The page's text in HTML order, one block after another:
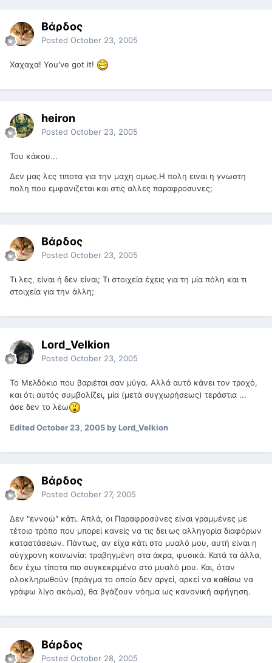
Βάρδος
Posted October 23, 2005
Χαχαχα! You've got it!
heiron
Posted October 23, 2005
Του κάκου...
Δεν μας λες τιποτα για την μαχη ομως.Η πολη ειναι η γνωστη
πολη που εμφανιζεται και στις αλλες παραφροσυνες;
Βάρδος
Posted October 23, 2005
Τι λες, είναι ή δεν είναι; Τι στοιχεία έχεις για τη μία πόλη και τι
στοιχεία για την άλλη;
Lord_Velkion
Posted October 23, 2005
Το Mελδόκιο που βαριέται σαν μύγα. Αλλά αυτό κάνει τον τροχό,
και ότι αυτός συμβολίζει, μία (μετά συγχωρήσεως) τεράστια ...
άσε δεν το λέω
EditedOctober 23, 2005by Lord_Velkion
Βάρδος
Posted October 27, 2005
Δεν "εννοώ" κάτι. Απλά, οι Παραφροσύνες είναι γραμμένες με
τέτοιο τρόπο που μπορεί κανείς να τις δει ως αλληγορία διαφόρων
καταστάσεων. Πάντως, αν είχα κάτι στο μυαλό μου, αυτή είναι η
σύγχρονη κοινωνία: τραβηγμένη στα άκρα, φυσικά. Κατά τα άλλα,
δεν έχω τίποτα πιο συγκεκριμένο στο μυαλό μου. Και, όταν
ολοκληρωθούν (πράγμα το οποίο δεν αργεί, αρκεί να καθίσω να
γράψω λίγο ακόμα), θα βγάζουν νόημα ως κανονική αφήγηση.
Βάρδος
Posted October 28, 2005